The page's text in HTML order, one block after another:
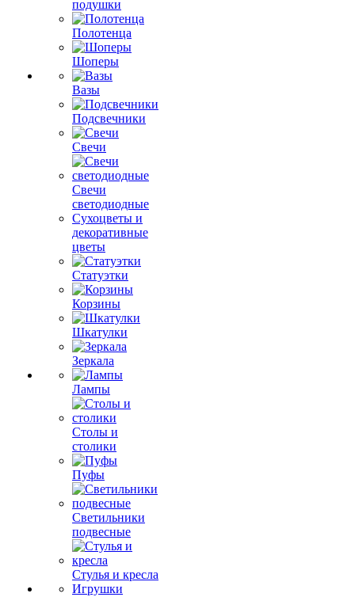
подушки
Полотенца
Шоперы
Вазы
Подсвечники
Свечи
Свечи
светодиодные
Сухоцветы и
декоративные
цветы
Статуэтки
Корзины
Шкатулки
Зеркала
Лампы
Столы и
столики
Пуфы
Светильники
подвесные
Стулья и кресла
Игрушки